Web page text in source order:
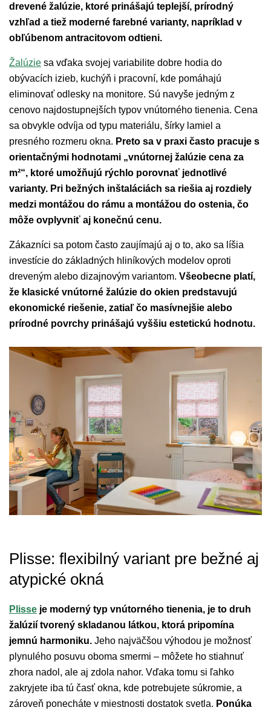
drevené žalúzie, ktoré prinášajú teplejší, prírodný
vzhľad a tiež moderné farebné varianty, napríklad v
obľúbenom antracitovom odtieni.
Žalúzie sa vďaka svojej variabilite dobre hodia do
obývacích izieb, kuchýň i pracovní, kde pomáhajú
eliminovať odlesky na monitore. Sú navyše jedným z
cenovo najdostupnejších typov vnútorného tienenia. Cena
sa obvykle odvíja od typu materiálu, šírky lamiel a
presného rozmeru okna. Preto sa v praxi často pracuje s
orientačnými hodnotami „vnútornej žalúzie cena za
m²“, ktoré umožňujú rýchlo porovnať jednotlivé
varianty. Pri bežných inštaláciách sa riešia aj rozdiely
medzi montážou do rámu a montážou do ostenia, čo
môže ovplyvniť aj konečnú cenu.
Zákazníci sa potom často zaujímajú aj o to, ako sa líšia
investície do základných hliníkových modelov oproti
dreveným alebo dizajnovým variantom. Všeobecne platí,
že klasické vnútorné žalúzie do okien predstavujú
ekonomické riešenie, zatiaľ čo masívnejšie alebo
prírodné povrchy prinášajú vyššiu estetickú hodnotu.
Plisse: flexibilný variant pre bežné aj
atypické okná
Plisse je moderný typ vnútorného tienenia, je to druh
žalúzií tvorený skladanou látkou, ktorá pripomína
jemnú harmoniku. Jeho najväčšou výhodou je možnosť
plynulého posuvu oboma smermi – môžete ho stiahnuť
zhora nadol, ale aj zdola nahor. Vďaka tomu si ľahko
zakryjete iba tú časť okna, kde potrebujete súkromie, a
zároveň ponecháte v miestnosti dostatok svetla. Ponúka